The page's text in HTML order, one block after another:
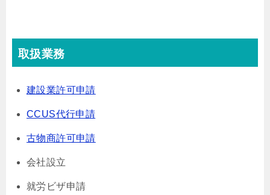
取扱業務
建設業許可申請
CCUS代行申請
古物商許可申請
会社設立
就労ビザ申請